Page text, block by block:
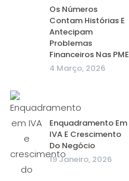
Os Números
Contam Histórias E
Antecipam
Problemas
Financeiros Nas PME
4 Março, 2026
Enquadramento Em
IVA E Crescimento
Do Negócio
19 Janeiro, 2026